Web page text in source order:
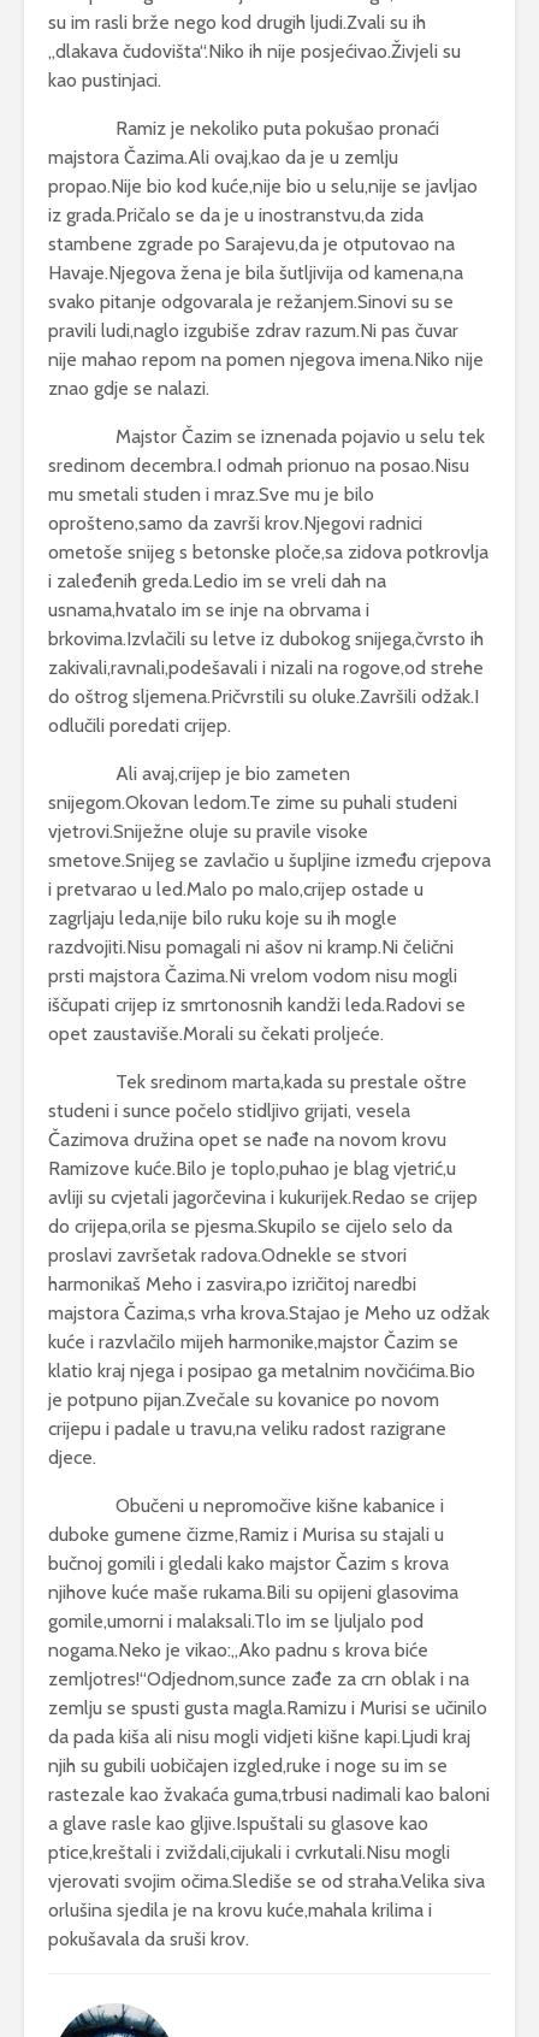
su im rasli brže nego kod drugih ljudi.Zvali su ih
,,dlakava čudovišta“.Niko ih nije posjećivao.Živjeli su
kao pustinjaci.
Ramiz je nekoliko puta pokušao pronaći
majstora Čazima.Ali ovaj,kao da je u zemlju
propao.Nije bio kod kuće,nije bio u selu,nije se javljao
iz grada.Pričalo se da je u inostranstvu,da zida
stambene zgrade po Sarajevu,da je otputovao na
Havaje.Njegova žena je bila šutljivija od kamena,na
svako pitanje odgovarala je režanjem.Sinovi su se
pravili ludi,naglo izgubiše zdrav razum.Ni pas čuvar
nije mahao repom na pomen njegova imena.Niko nije
znao gdje se nalazi.
Majstor Čazim se iznenada pojavio u selu tek
sredinom decembra.I odmah prionuo na posao.Nisu
mu smetali studen i mraz.Sve mu je bilo
oprošteno,samo da završi krov.Njegovi radnici
ometoše snijeg s betonske ploče,sa zidova potkrovlja
i zaleđenih greda.Ledio im se vreli dah na
usnama,hvatalo im se inje na obrvama i
brkovima.Izvlačili su letve iz dubokog snijega,čvrsto ih
zakivali,ravnali,podešavali i nizali na rogove,od strehe
do oštrog sljemena.Pričvrstili su oluke.Završili odžak.I
odlučili poredati crijep.
Ali avaj,crijep je bio zameten
snijegom.Okovan ledom.Te zime su puhali studeni
vjetrovi.Sniježne oluje su pravile visoke
smetove.Snijeg se zavlačio u šupljine između crjepova
i pretvarao u led.Malo po malo,crijep ostade u
zagrljaju leda,nije bilo ruku koje su ih mogle
razdvojiti.Nisu pomagali ni ašov ni kramp.Ni čelični
prsti majstora Čazima.Ni vrelom vodom nisu mogli
iščupati crijep iz smrtonosnih kandži leda.Radovi se
opet zaustaviše.Morali su čekati proljeće.
Tek sredinom marta,kada su prestale oštre
studeni i sunce počelo stidljivo grijati, vesela
Čazimova družina opet se nađe na novom krovu
Ramizove kuće.Bilo je toplo,puhao je blag vjetrić,u
avliji su cvjetali jagorčevina i kukurijek.Redao se crijep
do crijepa,orila se pjesma.Skupilo se cijelo selo da
proslavi završetak radova.Odnekle se stvori
harmonikaš Meho i zasvira,po izričitoj naredbi
majstora Čazima,s vrha krova.Stajao je Meho uz odžak
kuće i razvlačilo mijeh harmonike,majstor Čazim se
klatio kraj njega i posipao ga metalnim novčićima.Bio
je potpuno pijan.Zvečale su kovanice po novom
crijepu i padale u travu,na veliku radost razigrane
djece.
Obučeni u nepromočive kišne kabanice i
duboke gumene čizme,Ramiz i Murisa su stajali u
bučnoj gomili i gledali kako majstor Čazim s krova
njihove kuće maše rukama.Bili su opijeni glasovima
gomile,umorni i malaksali.Tlo im se ljuljalo pod
nogama.Neko je vikao:,,Ako padnu s krova biće
zemljotres!“Odjednom,sunce zađe za crn oblak i na
zemlju se spusti gusta magla.Ramizu i Murisi se učinilo
da pada kiša ali nisu mogli vidjeti kišne kapi.Ljudi kraj
njih su gubili uobičajen izgled,ruke i noge su im se
rastezale kao žvakaća guma,trbusi nadimali kao baloni
a glave rasle kao gljive.Ispuštali su glasove kao
ptice,kreštali i zviždali,cijukali i cvrkutali.Nisu mogli
vjerovati svojim očima.Slediše se od straha.Velika siva
orlušina sjedila je na krovu kuće,mahala krilima i
pokušavala da sruši krov.